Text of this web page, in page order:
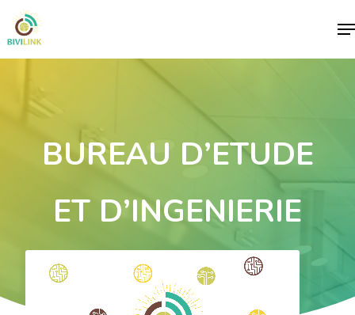
BUREAU D’ETUDE
ET D’INGENIERIE